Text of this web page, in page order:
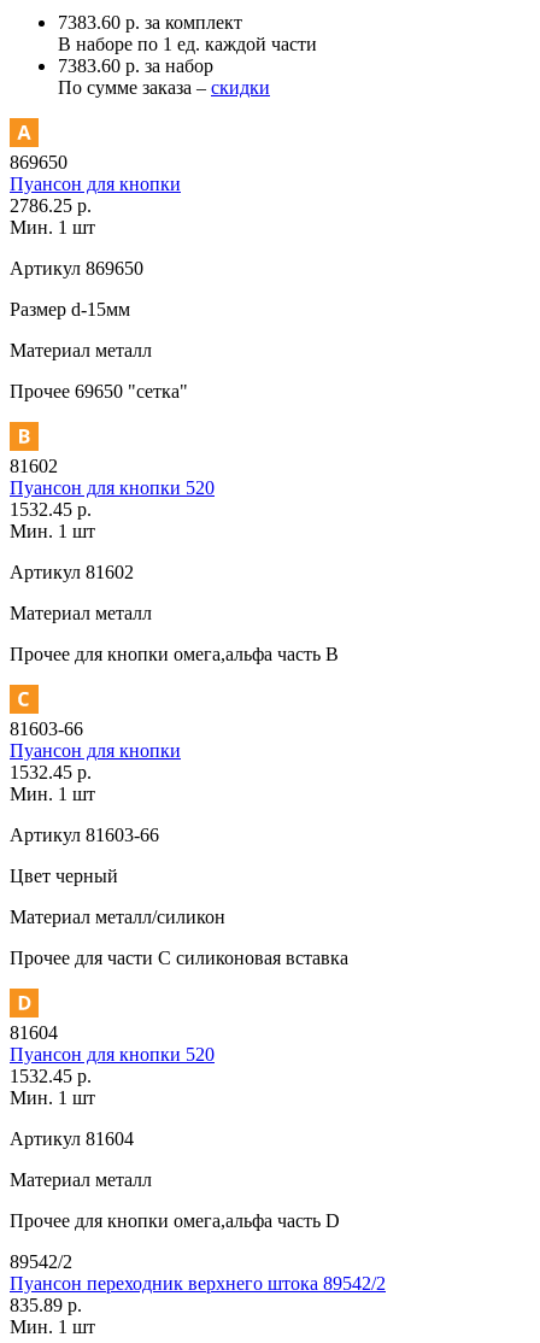
7383.60 р. за комплект
В наборе по 1 ед. каждой части
7383.60 р. за набор
По сумме заказа – скидки
869650
Пуансон для кнопки
2786.25 р.
Мин. 1 шт
Артикул 869650
Размер d-15мм
Материал металл
Прочее 69650 "сетка"
81602
Пуансон для кнопки 520
1532.45 р.
Мин. 1 шт
Артикул 81602
Материал металл
Прочее для кнопки омега,альфа часть В
81603-66
Пуансон для кнопки
1532.45 р.
Мин. 1 шт
Артикул 81603-66
Цвет черный
Материал металл/силикон
Прочее для части C силиконовая вставка
81604
Пуансон для кнопки 520
1532.45 р.
Мин. 1 шт
Артикул 81604
Материал металл
Прочее для кнопки омега,альфа часть D
89542/2
Пуансон переходник верхнего штока 89542/2
835.89 р.
Мин. 1 шт